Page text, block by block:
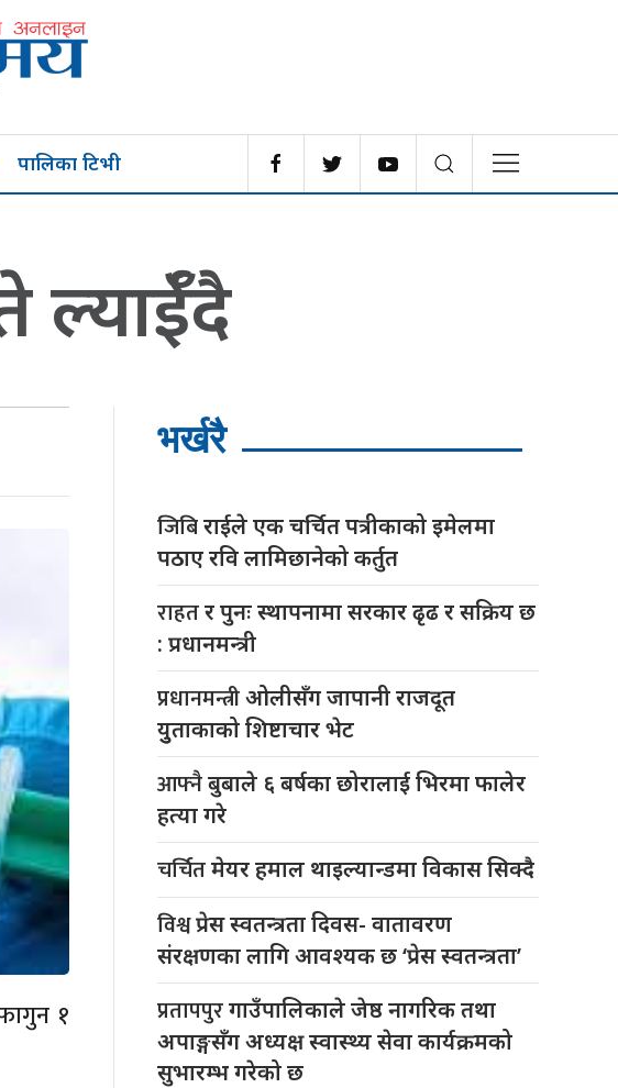
पालिका टिभी
ल्याईँदै
१
भर्खरै
जिबिराईले एक चर्चित पत्रीकाको इमेलमा
पठाए रवि लामिछानेको कर्तुत
राहतर पुनः स्थापनामा सरकार ढृढ र सक्रिय छ
: प्रधानमन्त्री
प्रधानमन्त्रीओलीसँग जापानी राजदूत
युुताकाको शिष्टाचार भेट
आफ्नैबुबाले ६ बर्षका छोरालाई भिरमा फालेर
हत्या गरे
चर्चितमेयर हमाल थाइल्यान्डमा विकास सिक्दै
विश्वप्रेस स्वतन्त्रता दिवस- वातावरण
संरक्षणका लागि आवश्यक छ ‘प्रेस स्वतन्त्रता’
प्रतापपुरगाउँपालिकाले जेष्ठ नागरिक तथा
अपाङ्गसँग अध्यक्ष स्वास्थ्य सेवा कार्यक्रमको
सुभारम्भ गरेको छ